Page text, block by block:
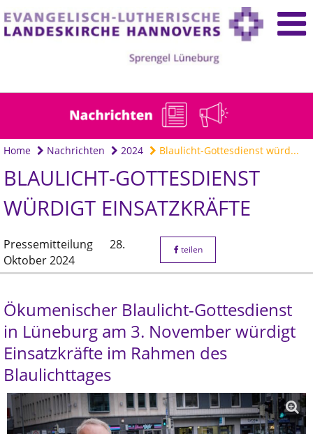
Home Nachrichten 2024 Blaulicht-Gottesdienst würd...
BLAULICHT-GOTTESDIENST
WÜRDIGT EINSATZKRÄFTE
Pressemitteilung
28.
Oktober 2024
teilen
Ökumenischer Blaulicht-Gottesdienst
in Lüneburg am 3. November würdigt
Einsatzkräfte im Rahmen des
Blaulichttages